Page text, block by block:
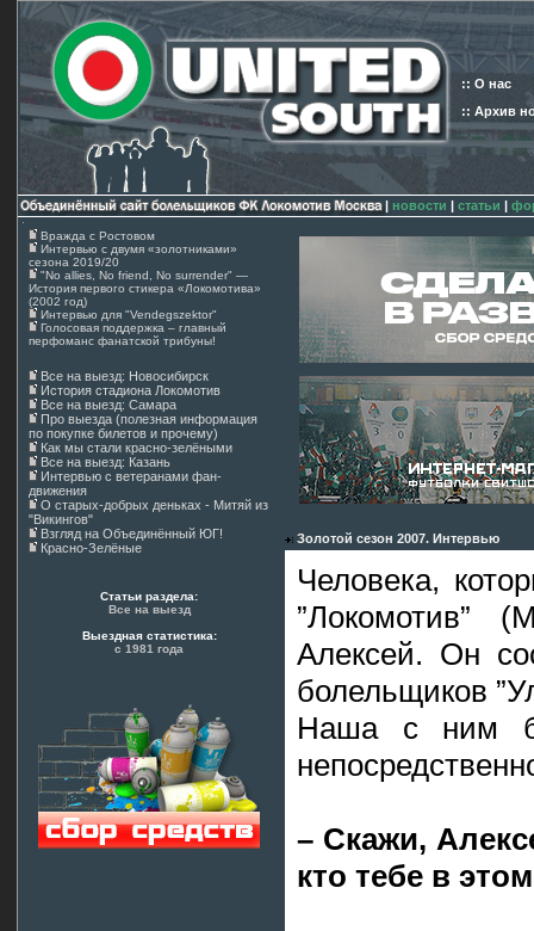
:: О нас
:: Архив
| новости | статьи |
Вражда с Ростовом
Интервью с двумя «золотниками»
сезона 2019/20
"No allies, No friend, No surrender" —
История первого стикера «Локомотива»
(2002 год)
Интервью для "Vendegszektor"
Голосовая поддержка – главный
перфоманс фанатской трибуны!
Все на выезд: Новосибирск
История стадиона Локомотив
Все на выезд: Самара
Про выезда (полезная информация
по покупке билетов и прочему)
Как мы стали красно-зелёными
Все на выезд: Казань
Интервью с ветеранами фан-
движения
О старых-добрых деньках - Митяй из
"Викингов"
Взгляд на Объединённый ЮГ!
Красно-Зелёные
Статьи раздела:
Все на выезд
Выездная статистика:
с 1981 года
Золотой сезон 2007. Интервью
Человека,
”Локомотив”
Алексей. Он
болельщиков
Наша с ним
– Скажи,
кто тебе в